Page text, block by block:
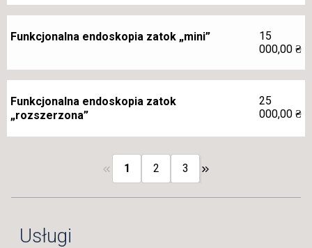
Funkcjonalna endoskopia zatok „mini”
15
000,00 ₴
Funkcjonalna endoskopia zatok
„rozszerzona”
25
000,00 ₴
1 2 3
Usługi